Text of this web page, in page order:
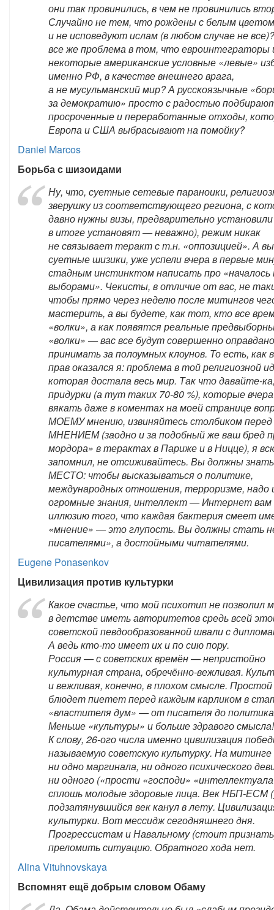
они так провинились, в чем не провинились
Случайно не тем, что рождены с белым
и не исповедуют ислам (в любом случае не
все же проблема в том, что евроинтеграторы
некоторые американские условные «левые»
именно РФ, в качестве внешнего врага,
а не мусульманский мир? А русскоязычные
за демократию» просто с радостью
просроченные и переработанные отходы,
Европа и США выбрасывают на помойку?
Daniel Marcos
Борьба с шизоидами
Ну, что, суетные сетевые параноики,
зверушку из соответствующего региона, с
давно нужны визы, предварительно
в итоге установят — неважно), режим никак
не связывает теракт с т.н. «оппозицией». А
суетные шизики, уже успели вчера в первые
стадным инстинктом написать про «началось
выборами». Чекисты, в отличие от вас, не
чтобы прямо через неделю после митингов
мастерить, а вы будете, как тот, кто все
«волки», а как появятся реальные
«волки» — вас все будут совершенно оправдано
принимать за полоумных клоунов. То есть, как
прав оказался я: проблема в той религиозной
которая достала весь мир. Так что давайте-
придурки (а тут таких 70-80 %), которые
вякать даже в коментах на моей странице
МОЕМУ мнению, извиняйтесь столбиком
МНЕНИЕМ (заодно и за подобный же ваш бред
мордора» в терактах в Париже и в Ницце), я
запомнил, не отсиживайтесь. Вы должны
МЕСТО: чтобы высказываться о политике,
международных отношения, терроризме, надо
огромные знания, интеллект — Интернет вам
иллюзию того, что каждая бактерия смеет
«мнение» — это глупость. Вы должны стать
писателями», а достойными читателями.
Eugene Ponasenkov
Цивилизация против культурки
Какое счастье, что мой психотип не позволил
в детстве иметь авторитетов средь всей
советской певдообразованной швали с
А ведь кто-то имеет их и по сию пору.
Россия — с советских времён — непристойно
культурная страна, обречённо-вежливая.
и вежливая, конечно, в плохом смысле. Простой
блюдет пиетет перед каждым карликом в
«властителя дум» — от писателя до
Меньше «культуры» и больше здравого смысла!
К слову, 26-ого числа именно цивилизация
называемую советскую культурку. На
ни одно маргинала, ни одного психического
ни одного («прости «господи»
сплошь молодые здоровые лица. Век НБП-ЕСМ
подзатянувшийся век канул в лету.
культурки. Вот мессидж сегодняшнего дня.
Прогрессистам и Навальному (стоит
преломить ситуацию. Обратного хода нет.
Alina Vituhnovskaya
Вспомнят ещё добрым словом Обаму